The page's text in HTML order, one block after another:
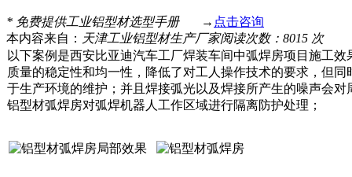
* 免费提供工业铝型材选型手册 → 点击咨询
本内容来自： 天津工业铝型材生产厂家阅读次数：8015 次
以下案例是西安比亚迪汽车工厂焊装车间中弧焊房项目施工
质量的稳定性和均一性，降低了对工人操作技术的要求，但
于生产环境的维护；并且焊接弧光以及焊接所产生的噪声会
铝型材弧焊房对弧焊机器人工作区域进行隔离防护处理；